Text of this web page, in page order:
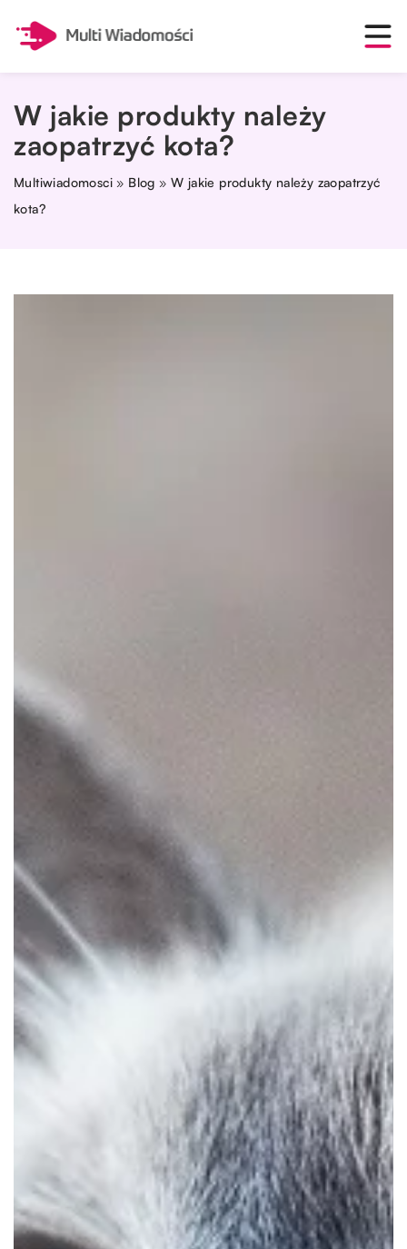
W jakie produkty należy
zaopatrzyć kota?
Multiwiadomosci » Blog »W jakie produkty należy zaopatrzyć
kota?